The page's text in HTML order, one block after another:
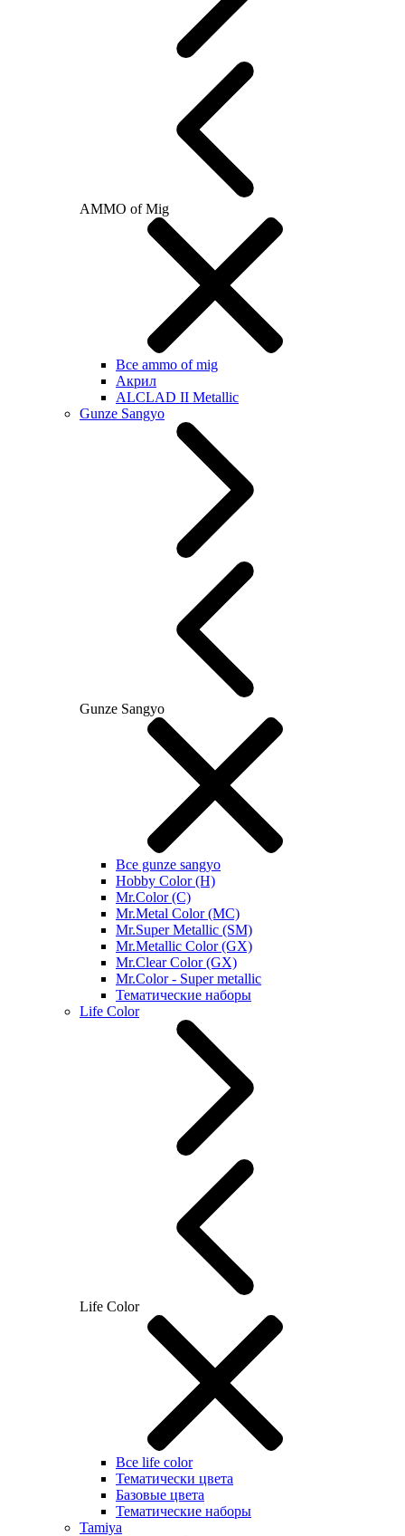
AMMO of Mig
Все ammo of mig
Акрил
ALCLAD II Metallic
Gunze Sangyo
Gunze Sangyo
Все gunze sangyo
Hobby Color (H)
Mr.Color (C)
Mr.Metal Color (MC)
Mr.Super Metallic (SM)
Mr.Metallic Color (GX)
Mr.Clear Color (GX)
Mr.Color - Super metallic
Тематические наборы
Life Color
Life Color
Все life color
Тематически цвета
Базовые цвета
Тематические наборы
Tamiya